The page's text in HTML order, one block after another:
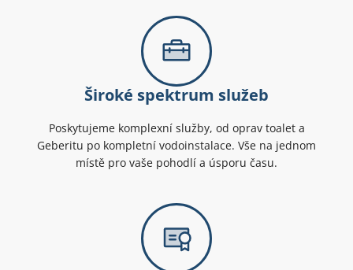
Široké spektrum služeb
Poskytujeme komplexní služby, od oprav toalet a
Geberitu po kompletní vodoinstalace. Vše na jednom
místě pro vaše pohodlí a úsporu času.